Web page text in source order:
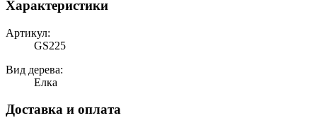
Характеристики
Артикул:
GS225
Вид дерева:
Елка
Доставка и оплата